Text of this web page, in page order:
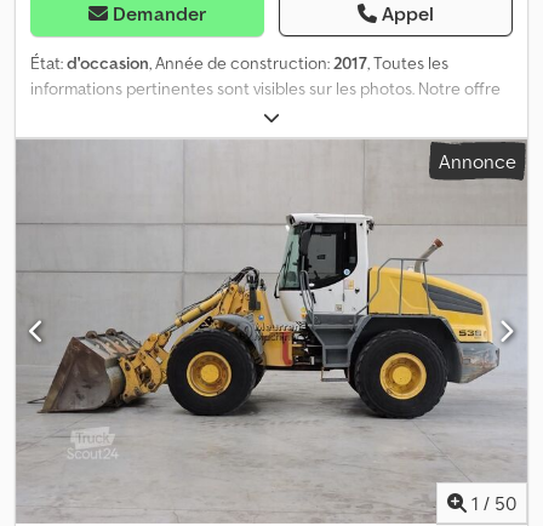
Demander Appel
État:d'occasion, Année de construction:2017, Toutes les
informations pertinentes sont visibles sur les photos. Notre offre
comprend généralement un contrôle technique périodique (CT),
un contrôle des émissions et un contrôle de la conformité, ainsi
que l’immatriculation. Sous réserve d’erreur et de vente
vous. Les demandes par WhatsApp ne seront pas traitées.
Dodpfjzit Tyjx Abxock Numéro de référence interne :
Annonce
1 / 50